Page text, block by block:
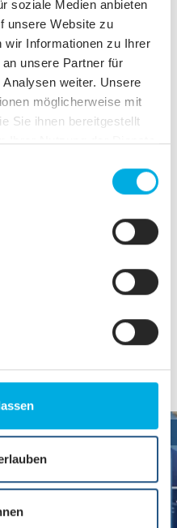
soziale Medien anbieten
unsere Website zu
wir Informationen zu Ihrer
unsere Partner für
weiter. Unsere
möglicherweise mit
Sie ihnen bereitgestellt
Ihrer Nutzung der Dienste
road will run behind
Express and thus
valley station of the
from 20